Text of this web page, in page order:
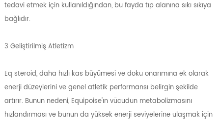
tedavi etmek için kullanıldığından, bu fayda tıp alanına sıkı sıkıya
bağlıdır.
3 Geliştirilmiş Atletizm
Eq steroid, daha hızlı kas büyümesi ve doku onarımına ek olarak
enerji düzeylerini ve genel atletik performansı belirgin şekilde
artırır. Bunun nedeni, Equipoise'ın vücudun metabolizmasını
hızlandırması ve bunun da yüksek enerji seviyelerine ulaşmak için